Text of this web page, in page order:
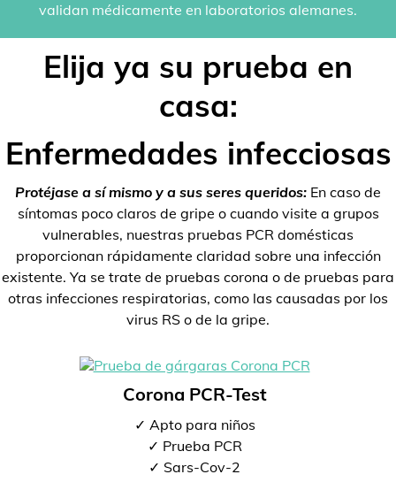
validan médicamente en laboratorios alemanes.
Elija ya su prueba en
casa:
Enfermedades infecciosas
Protéjase a sí mismo y a sus seres queridos: En caso de
síntomas poco claros de gripe o cuando visite a grupos
vulnerables, nuestras pruebas PCR domésticas
proporcionan rápidamente claridad sobre una infección
existente. Ya se trate de pruebas corona o de pruebas para
otras infecciones respiratorias, como las causadas por los
virus RS o de la gripe.
Corona PCR-Test
✓ Apto para niños
✓ Prueba PCR
✓ Sars-Cov-2